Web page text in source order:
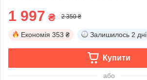
1 997 ₴ 2 350 ₴
Економія 353 ₴ Залишилось 2 дні
Купити
або